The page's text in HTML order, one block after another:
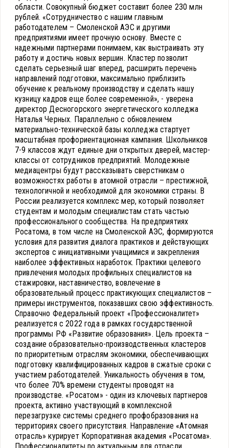
области. Совокупный бюджет составит более 230 млн
рублей. «Сотрудничество с нашим главным
работодателем – Смоленской АЭС и другими
предприятиями имеет прочную основу. Вместе с
надежными партнерами понимаем, как выстраивать эту
работу и достичь новых вершин. Кластер позволит
сделать серьезный шаг вперед, расширить перечень
направлений подготовки, максимально приблизить
обучение к реальному производству и сделать нашу
кузницу кадров еще более современной», - уверена
директор Десногорского энергетического колледжа
Наталья Черных. Параллельно с обновлением
материально-технической базы колледжа стартует
масштабная профориентационная кампания. Школьников
7-9 классов ждут единые дни открытых дверей, мастер-
классы от сотрудников предприятий. Молодежные
медиацентры будут рассказывать сверстникам о
возможностях работы в атомной отрасли – престижной,
технологичной и необходимой для экономики страны. В
России реализуется комплекс мер, который позволяет
студентам и молодым специалистам стать частью
профессионального сообщества. На предприятиях
Росатома, в том числе на Смоленской АЭС, формируются
условия для развития диалога практиков и действующих
экспертов с инициативными учащимися и закрепления
наиболее эффективных наработок. Практики целевого
привлечения молодых профильных специалистов на
стажировки, наставничество, вовлечение в
образовательный процесс практикующих специалистов –
примеры инструментов, показавших свою эффективность.
Справочно Федеральный проект «Профессионалитет»
реализуется с 2022 года в рамках государственной
программы РФ «Развитие образования». Цель проекта –
создание образовательно-производственных кластеров
по приоритетным отраслям экономики, обеспечивающих
подготовку квалифицированных кадров в сжатые сроки с
участием работодателей. Уникальность обучения в том,
что более 70% времени студенты проводят на
производстве. «Росатом» - один из ключевых партнеров
проекта, активно участвующий в комплексной
перезагрузке системы среднего профобразования на
территориях своего присутствия. Направление «Атомная
отрасль» курирует Корпоративная академия «Росатома».